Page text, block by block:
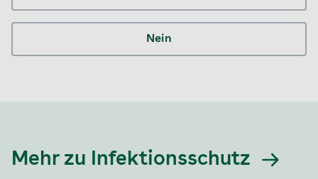
Nein
Mehr zu Infektionsschutz